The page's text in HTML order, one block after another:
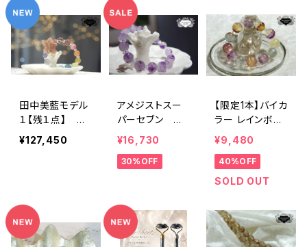
田中美藍モデル
１【残１点】 オ
レンジムーンス
トーンStarfish＆
¥127,450
アメジストスー
パーセブン シ
ンプルブレスレッ
ト 聖域・スピリ
チュアルの発電
¥16,730
30%OFF
【限定1本】バイカ
ラー レインボー
フローライト
¥9,480
40%OFF
SOLD OUT